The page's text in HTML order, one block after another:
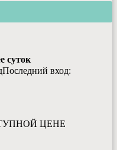
суток
Последний вход:
ЦЕНЕ